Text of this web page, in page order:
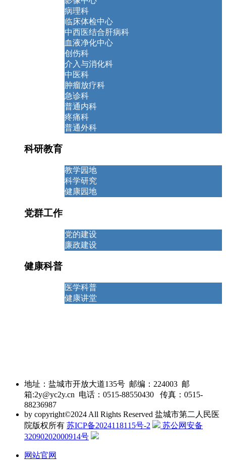
病理科
临床体检中心
中西医结合肝病科
血液净化中心
创伤科
介入与消化科
中医科
肿瘤放疗科
急诊科
普通内科
疼痛科
普通外科
科研教育
教学园地
科学研究
健康园地
党群工作
党的建设
廉政建设
健康科普
医学科普
健康讲堂
地址：盐城市开放大道135号 邮编：224003 邮
箱:2y@yc2y.cn 电话：0515-88550430 传真：0515-
88236987
by copyright©2024 All Rights Reserved 盐城市第二人民医
院版权所有 苏ICP备2024118115号-2
苏公网安备
32090202000914号
网站官网